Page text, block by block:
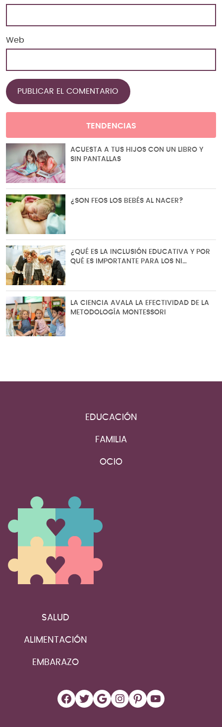
Web
TENDENCIAS
ACUESTA A TUS HIJOS CON UN LIBRO Y
SIN PANTALLAS
¿SON FEOS LOS BEBÉS AL NACER?
¿QUÉ ES LA INCLUSIÓN EDUCATIVA Y POR
QUÉ ES IMPORTANTE PARA LOS NI…
LA CIENCIA AVALA LA EFECTIVIDAD DE LA
METODOLOGÍA MONTESSORI
EDUCACIÓN
FAMILIA
OCIO
SALUD
ALIMENTACIÓN
EMBARAZO
Facebook
Twitter
Google
Instagram
Pinterest
YouTube